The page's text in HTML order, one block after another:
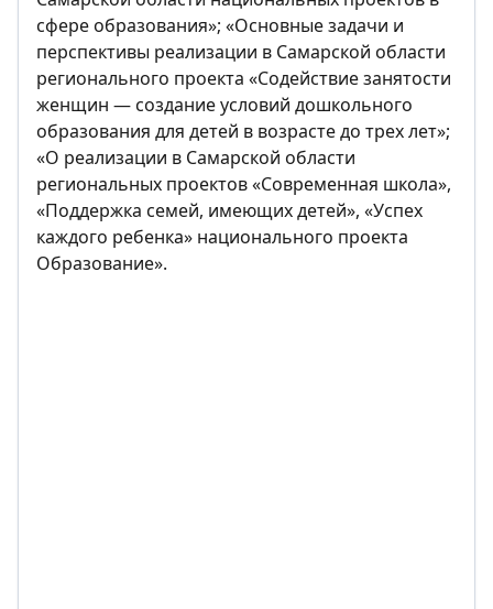
сфере образования»; «Основные задачи и
перспективы реализации в Самарской области
регионального проекта «Содействие занятости
женщин — создание условий дошкольного
образования для детей в возрасте до трех лет»;
«О реализации в Самарской области
региональных проектов «Современная школа»,
«Поддержка семей, имеющих детей», «Успех
каждого ребенка» национального проекта
Образование».